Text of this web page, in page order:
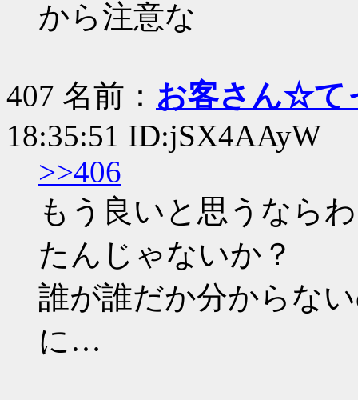
から注意な
407 名前： お客さん☆て
18:35:51 ID:jSX4AAyW
>>406
もう良いと思うなら
たんじゃないか？
誰が誰だか分からな
に…